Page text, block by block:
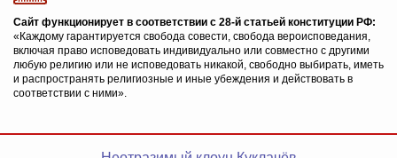
Сайт функционирует в соответствии с 28-й статьей конституции РФ:
«Каждому гарантируется свобода совести, свобода вероисповедания,
включая право исповедовать индивидуально или совместно с другими
любую религию или не исповедовать никакой, свободно выбирать, иметь
и распространять религиозные и иные убеждения и действовать в
соответствии с ними».